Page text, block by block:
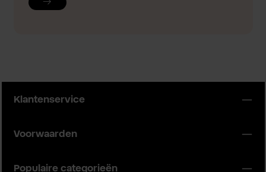
Klantenservice
Voorwaarden
Populaire categorieën